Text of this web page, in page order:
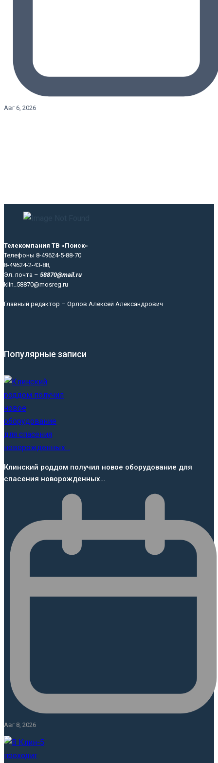
Авг 6, 2026
Телекомпания ТВ «Поиск»
Телефоны 8-49624-5-88-70
8-49624-2-43-88;
Эл. почта – 58870@mail.ru
klin_58870@mosreg.ru
Главный редактор – Орлов Алексей Александрович
Популярные записи
Клинский роддом получил новое оборудование для
спасения новорожденных…
Авг 8, 2026